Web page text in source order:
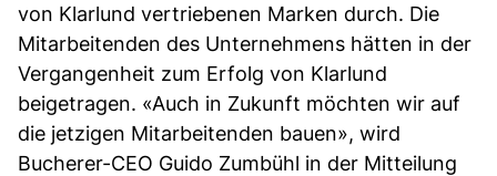
von Klarlund vertriebenen Marken durch. Die
Mitarbeitenden des Unternehmens hätten in der
Vergangenheit zum Erfolg von Klarlund
beigetragen. «Auch in Zukunft möchten wir auf
die jetzigen Mitarbeitenden bauen», wird
Bucherer-CEO Guido Zumbühl in der Mitteilung